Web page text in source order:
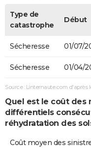
Type de
catastrophe
Début
Sécheresse 01/07/
Sécheresse 01/04/
Source : Linternaute.com d'après
Quel est le coût des
différentiels
réhydratation des
Coût moyen des